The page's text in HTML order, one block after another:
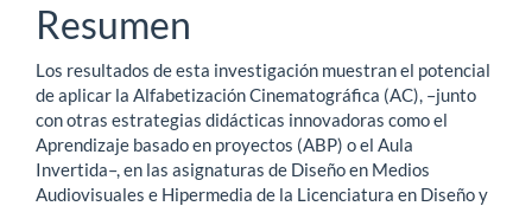
artículo
Resumen
Los resultados de esta investigación muestran el potencial
de aplicar la Alfabetización Cinematográfica (AC), –junto
con otras estrategias didácticas innovadoras como el
Aprendizaje basado en proyectos (ABP) o el Aula
Invertida–, en las asignaturas de Diseño en Medios
Audiovisuales e Hipermedia de la Licenciatura en Diseño y